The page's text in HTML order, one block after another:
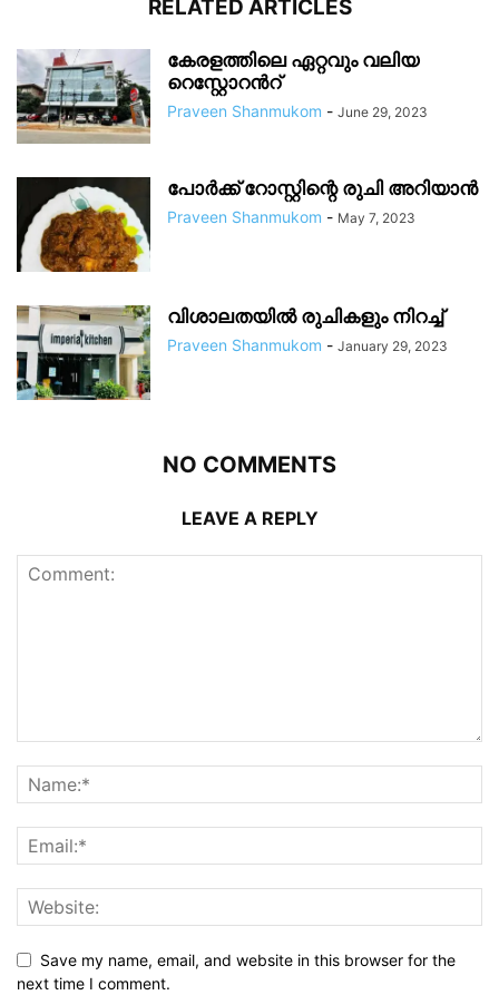
RELATED ARTICLES
കേരളത്തിലെ ഏറ്റവും വലിയ
റെസ്റ്റോറൻറ്
Praveen Shanmukom - June 29, 2023
പോർക്ക് റോസ്റ്റിന്റെ രുചി അറിയാൻ
Praveen Shanmukom - May 7, 2023
വിശാലതയിൽ രുചികളും നിറച്ച്
Praveen Shanmukom - January 29, 2023
NO COMMENTS
LEAVE A REPLY
Save my name, email, and website in this browser for the
next time I comment.